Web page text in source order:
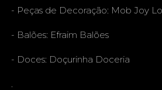
- Peças de Decoração: Mob Joy
- Balões: Efraim Balões
- Doces: Doçurinha Doceria
.